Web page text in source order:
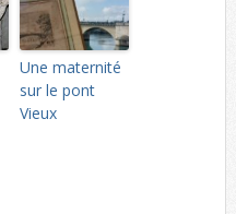
Une maternité
sur le pont
Vieux